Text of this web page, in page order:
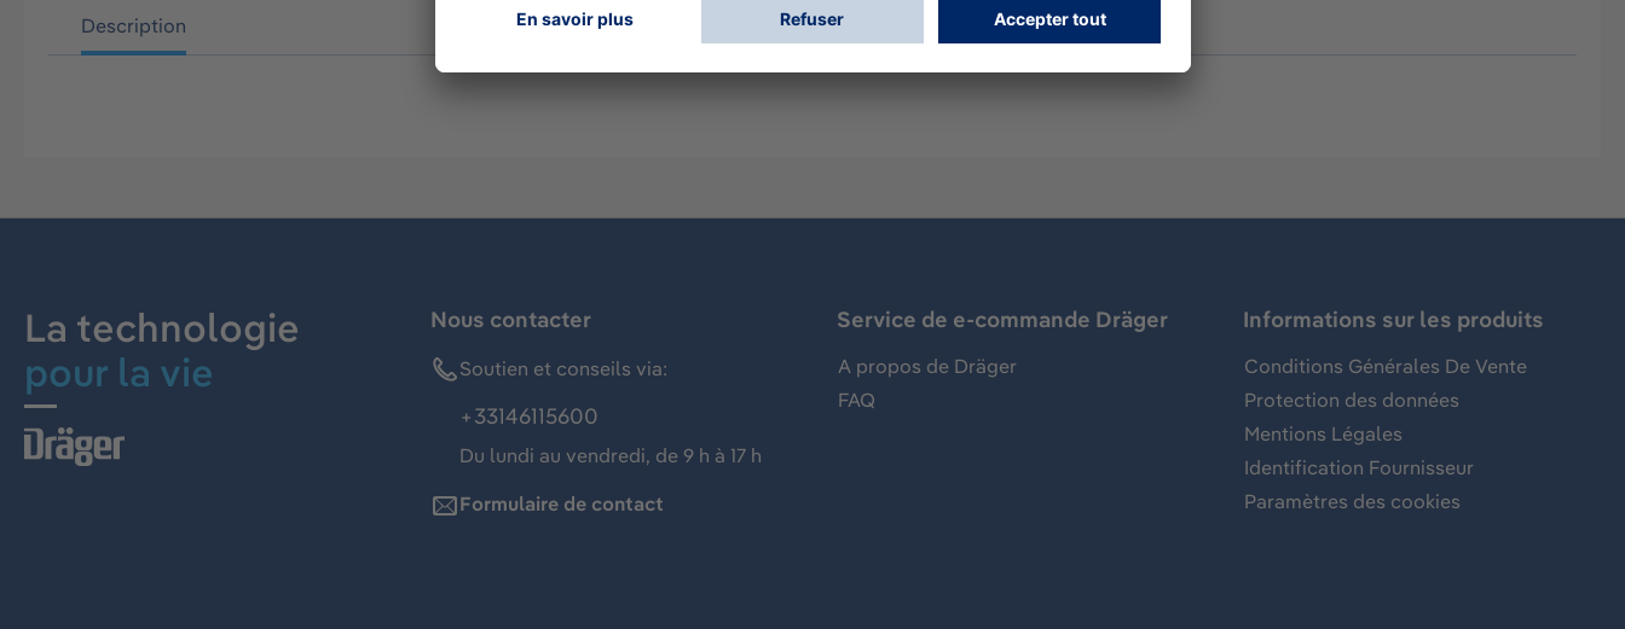
Description
La technologie
pour la vie
Nous contacter
Soutien et conseils via:
+33146115600
Du lundi au vendredi, de 9 h à 17 h
Formulaire de contact
Service de e-commande Dräger
A propos de Dräger
FAQ
Informations sur les produits
Conditions Générales De Vente
Protection des données
Mentions Légales
Identification Fournisseur
Paramètres des cookies